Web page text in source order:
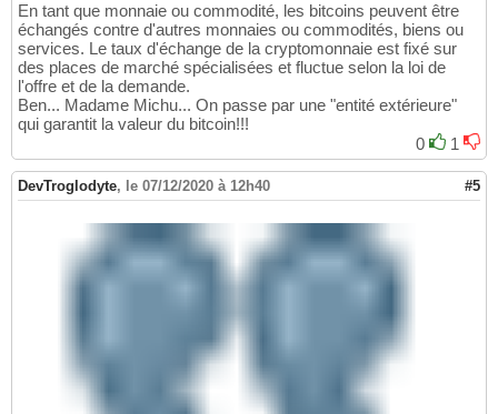
En tant que monnaie ou commodité, les bitcoins peuvent être
échangés contre d'autres monnaies ou commodités, biens ou
services. Le taux d'échange de la cryptomonnaie est fixé sur
des places de marché spécialisées et fluctue selon la loi de
l'offre et de la demande.
Ben... Madame Michu... On passe par une "entité extérieure"
qui garantit la valeur du bitcoin!!!
0
1
DevTroglodyte, le 07/12/2020 à 12h40 #5